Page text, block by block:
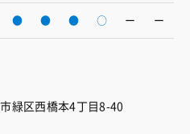
● ● ● ○ ー ー
緑区西橋本4丁目8-40